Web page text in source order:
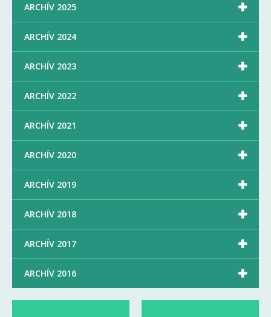
ARCHÍV 2025 
ARCHÍV 2024 
ARCHÍV 2023 
ARCHÍV 2022 
ARCHÍV 2021 
ARCHÍV 2020 
ARCHÍV 2019 
ARCHÍV 2018 
ARCHÍV 2017 
ARCHÍV 2016 